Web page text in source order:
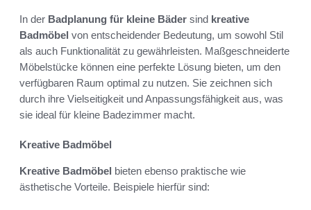
In der Badplanung für kleine Bäder sind kreative
Badmöbel von entscheidender Bedeutung, um sowohl Stil
als auch Funktionalität zu gewährleisten. Maßgeschneiderte
Möbelstücke können eine perfekte Lösung bieten, um den
verfügbaren Raum optimal zu nutzen. Sie zeichnen sich
durch ihre Vielseitigkeit und Anpassungsfähigkeit aus, was
sie ideal für kleine Badezimmer macht.
Kreative Badmöbel
Kreative Badmöbel bieten ebenso praktische wie
ästhetische Vorteile. Beispiele hierfür sind: